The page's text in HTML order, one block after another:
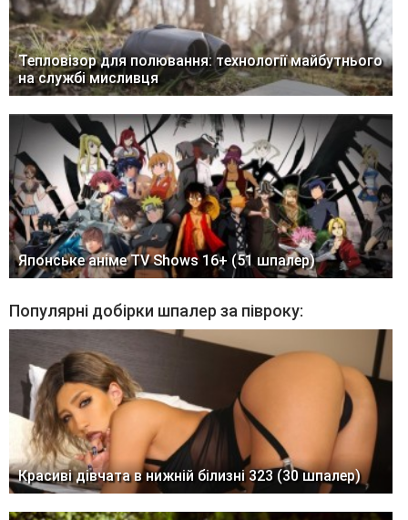
Тепловізор для полювання: технології майбутнього
на службі мисливця
Японське аніме TV Shows 16+ (51 шпалер)
Популярні добірки шпалер за півроку:
Красиві дівчата в нижній білизні 323 (30 шпалер)